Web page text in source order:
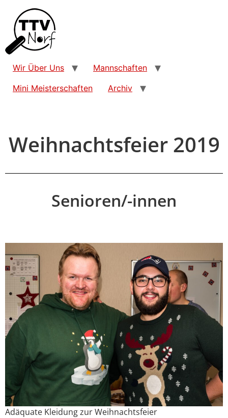
Wir Über Uns
Mannschaften
Mini Meisterschaften
Archiv
Weihnachtsfeier 2019
Senioren/-innen
Adäquate Kleidung zur Weihnachtsfeier